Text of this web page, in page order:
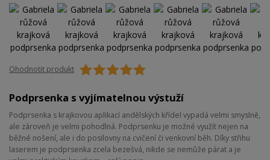
Ohodnotit produkt
Podprsenka s vyjímatelnou výstuží
Podprsenka s krajkovou aplikací andělských křídel vypadá velmi smyslně,
ale zároveň je velmi pohodlná. Podprsenku je možné využít nejen na
běžné nošení, ale i do posilovny na cvičení či venkovní běh. Díky střihu
laserem je podprsenka zcela bezešvá, nikde se nemůže párat a je